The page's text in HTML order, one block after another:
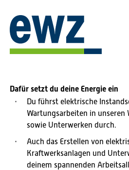
Dafür setzt du deine Energie ein
Du führst elektrische
Wartungsarbeiten in unseren
sowie Unterwerken durch.
Auch das Erstellen von
Kraftwerksanlagen und
deinem spannenden